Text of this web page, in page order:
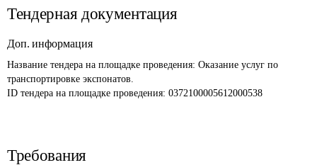
Тендерная документация
Доп. информация
Название тендера на площадке проведения: Оказание услуг по
транспортировке экспонатов.
ID тендера на площадке проведения: 0372100005612000538
Требования